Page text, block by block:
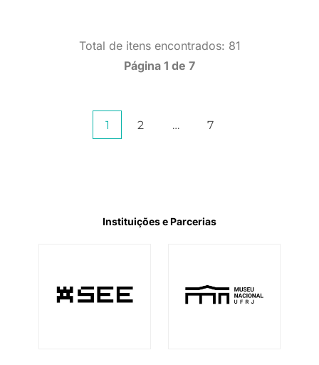
Total de itens encontrados: 81
Página 1 de 7
Paginação1 2 … 7
Instituições e Parcerias